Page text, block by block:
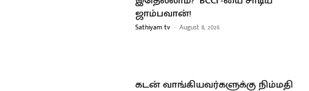
ஜாம்பவான்!
Sathiyam tv - August 8, 2026
கடன் வாங்கியவர்களுக்கு நிம்மதி